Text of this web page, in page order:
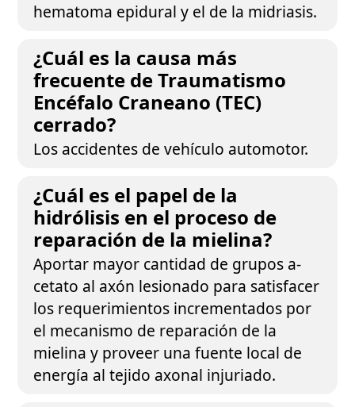
hematoma epidural y el de la midriasis.
¿Cuál es la causa más
frecuente de Traumatismo
Encéfalo Craneano (TEC)
cerrado?
Los accidentes de vehículo automotor.
¿Cuál es el papel de la
hidrólisis en el proceso de
reparación de la mielina?
Aportar mayor cantidad de grupos a-
cetato al axón lesionado para satisfacer
los requerimientos incrementados por
el mecanismo de reparación de la
mielina y proveer una fuente local de
energía al tejido axonal injuriado.